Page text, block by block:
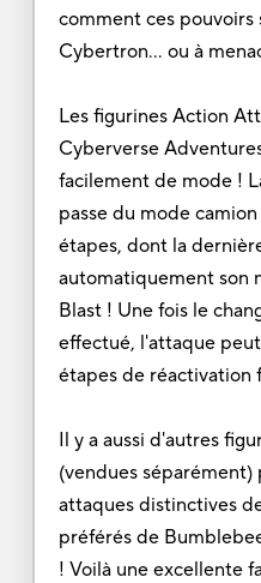
comment ces
Cybertron... ou à
Les figurines Action
Cyberverse
facilement de mode !
passe du mode
étapes, dont la
automatiquement son
Blast ! Une fois le
effectué, l'attaque
étapes de réactivation
Il y a aussi d'autres
(vendues
attaques distinctives
préférés de
! Voilà une excellente